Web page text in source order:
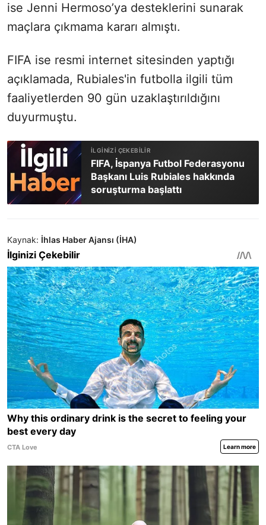
ise Jenni Hermoso’ya desteklerini sunarak
maçlara çıkmama kararı almıştı.
FIFA ise resmi internet sitesinden yaptığı
açıklamada, Rubiales'in futbolla ilgili tüm
faaliyetlerden 90 gün uzaklaştırıldığını
duyurmuştu.
FIFA, İspanya Futbol Federasyonu
Başkanı Luis Rubiales hakkında
soruşturma başlattı
Kaynak: İhlas Haber Ajansı (İHA)